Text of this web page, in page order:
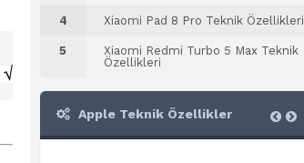
√
4 Xiaomi Pad 8 Pro Teknik Özellikleri
5
Xiaomi Redmi Turbo 5 Max Teknik
Özellikleri
Apple Teknik Özellikler